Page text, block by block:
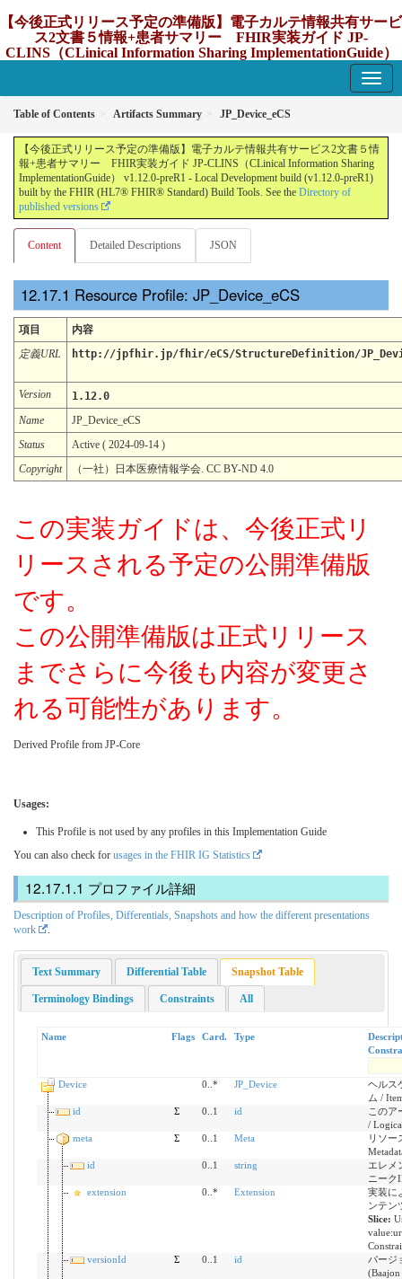
【今後正式リリース予定の準備版】電子カルテ情報共有サービ
ス2文書５情報+患者サマリー FHIR実装ガイド JP-
CLINS（CLinical Information Sharing ImplementationGuide）
Table of Contents Artifacts Summary JP_Device_eCS
【今後正式リリース予定の準備版】電子カルテ情報共有サービス2文書５情
報+患者サマリー FHIR実装ガイド JP-CLINS（CLinical Information Sharing
ImplementationGuide） v1.12.0-preR1 - Local Development build (v1.12.0-preR1)
built by the FHIR (HL7® FHIR® Standard) Build Tools. See the Directory of
published versions
Content Detailed Descriptions JSON
Resource Profile: JP_Device_eCS
項目
内容
定義URL
http://jpfhir.jp/fhir/eCS/StructureDefinition/
Version
1.12.0
Name
JP_Device_eCS
Status
Active ( 2024-09-14 )
Copyright
（一社）日本医療情報学会. CC BY-ND 4.0
この実装ガイドは、今後正式リ
リースされる予定の公開準備版
です。
この公開準備版は正式リリース
までさらに今後も内容が変更さ
れる可能性があります。
Derived Profile from JP-Core
Usages:
This Profile is not used by any profiles in this Implementation Guide
You can also check for usages in the FHIR IG Statistics
プロファイル詳細
Description of Profiles, Differentials, Snapshots and how the different presentations
work
.
Text Summary Differential Table Snapshot Table
Terminology Bindings Constraints All
Name Flags Card. Type
Device 0..* JP_Device
ヘルス
ム /
id
Σ 0..1 id
このア
/
meta
Σ 0..1 Meta
リソー
id
0..1 string
エレメ
ニーク
extension
0..* Extension
実装に
ンテン
Slice:
versionId
Σ 0..1 id
バージ